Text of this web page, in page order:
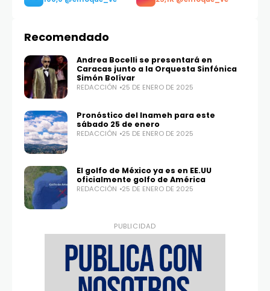
Twitter
100,0 25,1K
Recomendado
Andrea Bocelli se presentará en
Caracas junto a la Orquesta Sinfónica
Simón Bolívar
REDACCIÓN 25 DE ENERO DE 2025
Pronóstico del Inameh para este
sábado 25 de enero
REDACCIÓN 25 DE ENERO DE 2025
El golfo de México ya es en EE.UU
oficialmente golfo de América
REDACCIÓN 25 DE ENERO DE 2025
PUBLICIDAD